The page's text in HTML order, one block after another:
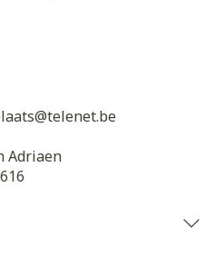
telenet.be
Adriaen